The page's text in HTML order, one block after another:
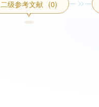
二级参考文献 (0)